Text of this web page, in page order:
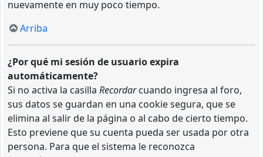
nuevamente en muy poco tiempo.
Arriba
¿Por qué mi sesión de usuario expira
automáticamente?
Si no activa la casilla Recordarcuando ingresa al foro,
sus datos se guardan en una cookie segura, que se
elimina al salir de la página o al cabo de cierto tiempo.
Esto previene que su cuenta pueda ser usada por otra
persona. Para que el sistema le reconozca